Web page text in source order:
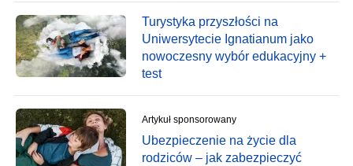
Turystyka przyszłości na
Uniwersytecie Ignatianum jako
nowoczesny wybór edukacyjny +
test
Artykuł sponsorowany
Ubezpieczenie na życie dla
rodziców – jak zabezpieczyć